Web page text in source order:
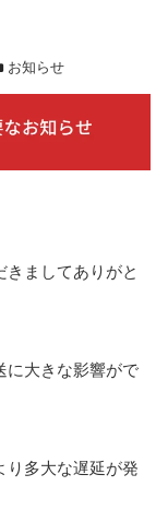
お知らせ
ましてありがと
に大きな影響がで
り多大な遅延が発